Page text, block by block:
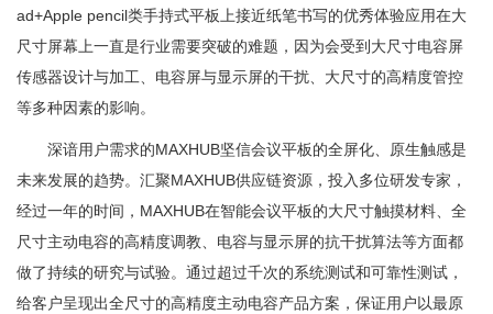
ad+Apple pencil类手持式平板上接近纸笔书写的优秀体验应用在大
尺寸屏幕上一直是行业需要突破的难题，因为会受到大尺寸电容屏
传感器设计与加工、电容屏与显示屏的干扰、大尺寸的高精度管控
等多种因素的影响。
深谙用户需求的MAXHUB坚信会议平板的全屏化、原生触感是
未来发展的趋势。汇聚MAXHUB供应链资源，投入多位研发专家，
经过一年的时间，MAXHUB在智能会议平板的大尺寸触摸材料、全
尺寸主动电容的高精度调教、电容与显示屏的抗干扰算法等方面都
做了持续的研究与试验。通过超过千次的系统测试和可靠性测试，
给客户呈现出全尺寸的高精度主动电容产品方案，保证用户以最原